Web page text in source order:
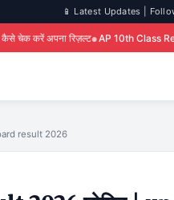
📱 Latest Updates |
AP 10th Class Results 2026
result 2026